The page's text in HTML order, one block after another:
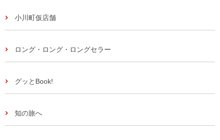
小川町仮店舗
ロング・ロング・ロングセラー
グッとBook!
知の旅へ